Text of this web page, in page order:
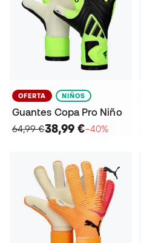
OFERTA NIÑOS
Guantes Copa Pro Niño
64,99 €38,99 €−40%